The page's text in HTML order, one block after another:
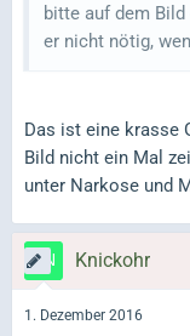
bitte auf dem
er nicht nötig,
Das ist eine krasse
Bild nicht ein Mal
unter Narkose und
Knickohr
1. Dezember 2016